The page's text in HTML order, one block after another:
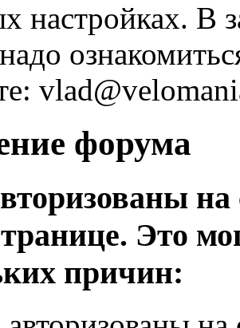
настройках. В
форума
на
Это
причин: